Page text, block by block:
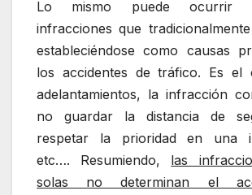
Lo mismo puede ocurrir
infracciones que
estableciéndose como causas
los accidentes de tráfico. Es el
adelantamientos, la infracción
no guardar la distancia de
respetar la prioridad en una
etc…. Resumiendo, las
solas no determinan el